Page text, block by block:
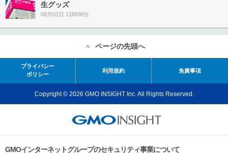
生グッズ
08月01日 11時00分
ページの先頭へ
プライバシー
ポリシー
利用規約 免責事項
Copyright © 2026 GMO INSIGHT Inc. All Rights Reserved.
GMOインターネットグループのセキュリティ事業について